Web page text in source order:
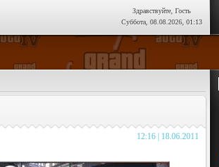
Здравствуйте, Гость
Суббота, 08.08.2026, 01:13
12:16 | 18.06.2011